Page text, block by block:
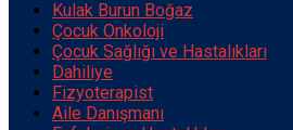
Kulak Burun Boğaz
Çocuk Onkoloji
Çocuk Sağlığı ve Hastalıkları
Dahiliye
Fizyoterapist
Aile Danışmanı